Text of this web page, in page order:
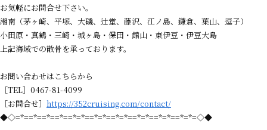
お気軽にお問合せ下さい。
湘南（茅ヶ崎、平塚、大磯、辻堂、藤沢、江ノ島、鎌倉、葉山、逗子）
小田原・真鶴・三崎・城ヶ島・保田・館山・東伊豆・伊豆大島
上記海域での散骨を承っております。
お問い合わせはこちらから
［TEL］0467-81-4099
［お問合せ］ https://352cruising.com/contact/
◆◇=*==*==*==*==*=*==*=*==*=*==*=*==*=*==*=*=◇◆